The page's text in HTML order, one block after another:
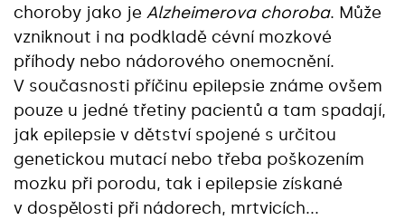
choroby jako je Alzheimerova choroba. Může
vzniknout i na podkladě cévní mozkové
příhody nebo nádorového onemocnění.
V současnosti příčinu epilepsie známe ovšem
pouze u jedné třetiny pacientů a tam spadají,
jak epilepsie v dětství spojené s určitou
genetickou mutací nebo třeba poškozením
mozku při porodu, tak i epilepsie získané
v dospělosti při nádorech, mrtvicích...